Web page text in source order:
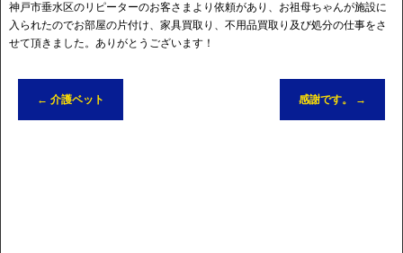
神戸市垂水区のリピーターのお客さまより依頼があり、お祖母ちゃんが施設に
入られたのでお部屋の片付け、家具買取り、不用品買取り及び処分の仕事をさ
せて頂きました。ありがとうございます！
← 介護ベット 感謝です。 →